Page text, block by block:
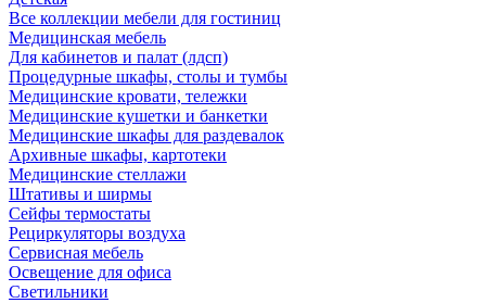
Все коллекции мебели для гостиниц
Медицинская мебель
Для кабинетов и палат (лдсп)
Процедурные шкафы, столы и тумбы
Медицинские кровати, тележки
Медицинские кушетки и банкетки
Медицинские шкафы для раздевалок
Архивные шкафы, картотеки
Медицинские стеллажи
Штативы и ширмы
Сейфы термостаты
Рециркуляторы воздуха
Сервисная мебель
Освещение для офиса
Светильники